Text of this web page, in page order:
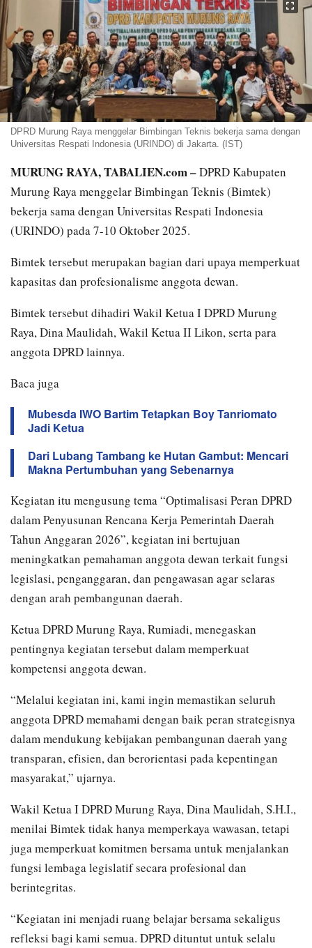
DPRD Murung Raya menggelar Bimbingan Teknis bekerja sama dengan
Universitas Respati Indonesia (URINDO) di Jakarta. (IST)
MURUNG RAYA, TABALIEN.com –DPRD Kabupaten
Murung Raya menggelar Bimbingan Teknis (Bimtek)
bekerja sama dengan Universitas Respati Indonesia
(URINDO) pada 7-10 Oktober 2025.
Bimtek tersebut merupakan bagian dari upaya memperkuat
kapasitas dan profesionalisme anggota dewan.
Bimtek tersebut dihadiri Wakil Ketua I DPRD Murung
Raya, Dina Maulidah, Wakil Ketua II Likon, serta para
anggota DPRD lainnya.
Baca juga
Mubesda IWO Bartim Tetapkan Boy Tanriomato
Jadi Ketua
Dari Lubang Tambang ke Hutan Gambut: Mencari
Makna Pertumbuhan yang Sebenarnya
Kegiatan itu mengusung tema “Optimalisasi Peran DPRD
dalam Penyusunan Rencana Kerja Pemerintah Daerah
Tahun Anggaran 2026”, kegiatan ini bertujuan
meningkatkan pemahaman anggota dewan terkait fungsi
legislasi, penganggaran, dan pengawasan agar selaras
dengan arah pembangunan daerah.
Ketua DPRD Murung Raya, Rumiadi, menegaskan
pentingnya kegiatan tersebut dalam memperkuat
kompetensi anggota dewan.
“Melalui kegiatan ini, kami ingin memastikan seluruh
anggota DPRD memahami dengan baik peran strategisnya
dalam mendukung kebijakan pembangunan daerah yang
transparan, efisien, dan berorientasi pada kepentingan
masyarakat,” ujarnya.
Wakil Ketua I DPRD Murung Raya, Dina Maulidah, S.H.I.,
menilai Bimtek tidak hanya memperkaya wawasan, tetapi
juga memperkuat komitmen bersama untuk menjalankan
fungsi lembaga legislatif secara profesional dan
berintegritas.
“Kegiatan ini menjadi ruang belajar bersama sekaligus
refleksi bagi kami semua. DPRD dituntut untuk selalu